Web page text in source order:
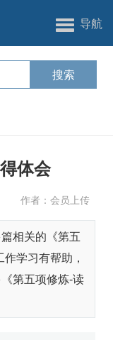
导航
体会
作者：会员上传
相关的《第五
学习有帮助，
第五项修炼-读